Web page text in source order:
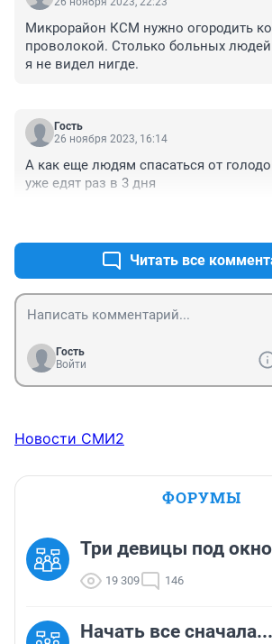
Микрорайон КСМ нужно огородить
проволокой. Столько больных
я не видел нигде.
Гость
26 ноября 2023, 16:14
А как еще людям спасаться от
уже едят раз в 3 дня
Читать все
Гость
Войти
Новости СМИ2
ФОРУМЫ
Три девицы под
19 309 146
Начать все сначала...